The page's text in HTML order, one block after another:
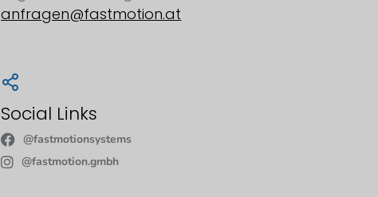
anfragen@fastmotion.at
Social Links
@fastmotionsystems
@fastmotion.gmbh